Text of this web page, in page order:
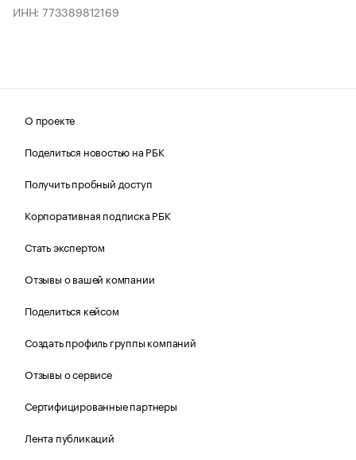
ИНН: 773389812169
О проекте
Поделиться новостью на РБК
Получить пробный доступ
Корпоративная подписка РБК
Стать экспертом
Отзывы о вашей компании
Поделиться кейсом
Создать профиль группы компаний
Отзывы о сервисе
Сертифицированные партнеры
Лента публикаций